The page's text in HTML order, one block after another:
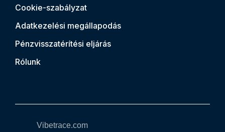
Cookie-szabályzat
Adatkezelési megállapodás
Pénzvisszatérítési eljárás
Rólunk
Vibetrace.com